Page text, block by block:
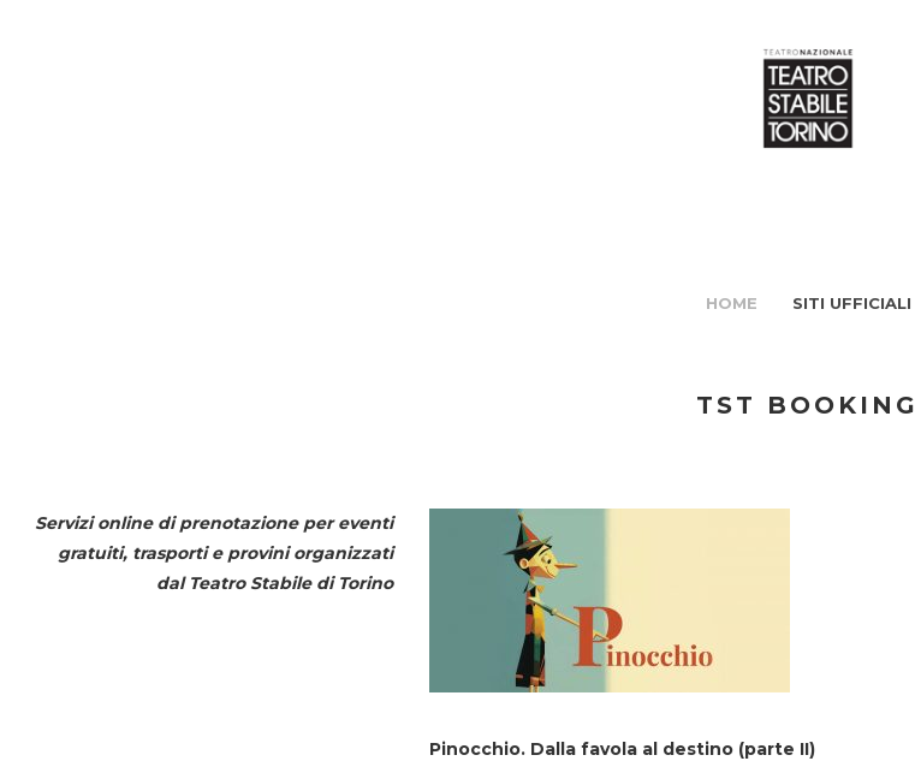
HOME SITI UFFICIALI
TST BOOKING
Servizi online di prenotazione per eventi
gratuiti, trasporti e provini organizzati
dal Teatro Stabile di Torino
Pinocchio. Dalla favola al destino (parte II)